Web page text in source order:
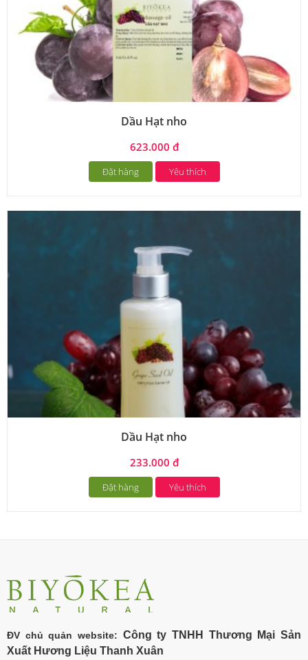
Dầu Hạt nho
623.000 đ
Đặt hàng Yêu thích
Dầu Hạt nho
233.000 đ
Đặt hàng Yêu thích
ĐV chủ quản website: Công ty TNHH Thương Mại Sản
Xuất Hương Liệu Thanh Xuân